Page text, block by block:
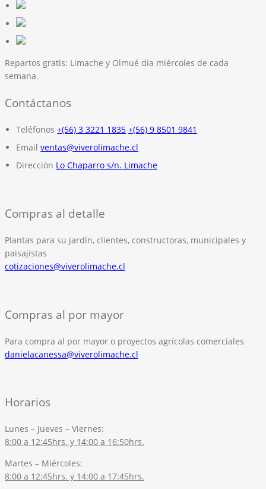
Repartos gratis: Limache y Olmué día miércoles de cada
semana.
Contáctanos
Teléfonos +(56) 3 3221 1835 +(56) 9 8501 9841
Email ventas@viverolimache.cl
Dirección Lo Chaparro s/n. Limache
Compras al detalle
Plantas para su jardín, clientes, constructoras, municipales y
paisajistas
cotizaciones@viverolimache.cl
Compras al por mayor
Para compra al por mayor o proyectos agrícolas comerciales
danielacanessa@viverolimache.cl
Horarios
Lunes – Jueves – Viernes:
8:00 a 12:45hrs. y 14:00 a 16:50hrs.
Martes – Miércoles:
8:00 a 12:45hrs. y 14:00 a 17:45hrs.